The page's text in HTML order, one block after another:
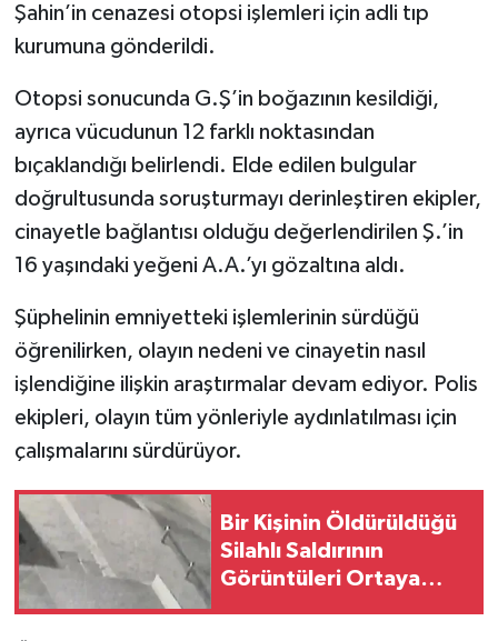
Şahin’in cenazesi otopsi işlemleri için adli tıp
kurumuna gönderildi.
Otopsi sonucunda G.Ş’in boğazının kesildiği,
ayrıca vücudunun 12 farklı noktasından
bıçaklandığı belirlendi. Elde edilen bulgular
doğrultusunda soruşturmayı derinleştiren ekipler,
cinayetle bağlantısı olduğu değerlendirilen Ş.’in
16 yaşındaki yeğeni A.A.’yı gözaltına aldı.
Şüphelinin emniyetteki işlemlerinin sürdüğü
öğrenilirken, olayın nedeni ve cinayetin nasıl
işlendiğine ilişkin araştırmalar devam ediyor. Polis
ekipleri, olayın tüm yönleriyle aydınlatılması için
çalışmalarını sürdürüyor.
Bir Kişinin Öldürüldüğü
Silahlı Saldırının
Görüntüleri Ortaya